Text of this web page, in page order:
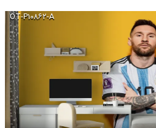
OT-P۱۰۸۶۲-A